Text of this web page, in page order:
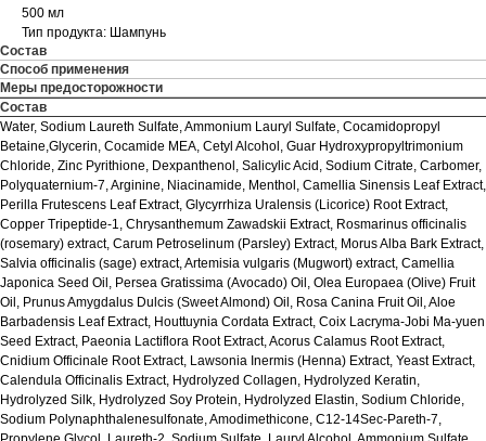
500 мл
Тип продукта: Шампунь
Состав
Способ применения
Меры предосторожности
Состав
Water, Sodium Laureth Sulfate, Ammonium Lauryl Sulfate, Cocamidopropyl
Betaine,Glycerin, Cocamide MEA, Cetyl Alcohol, Guar Hydroxypropyltrimonium
Chloride, Zinc Pyrithione, Dexpanthenol, Salicylic Acid, Sodium Citrate, Carbomer,
Polyquaternium-7, Arginine, Niacinamide, Menthol, Camellia Sinensis Leaf Extract,
Perilla Frutescens Leaf Extract, Glycyrrhiza Uralensis (Licorice) Root Extract,
Copper Tripeptide-1, Chrysanthemum Zawadskii Extract, Rosmarinus officinalis
(rosemary) extract, Carum Petroselinum (Parsley) Extract, Morus Alba Bark Extract,
Salvia officinalis (sage) extract, Artemisia vulgaris (Mugwort) extract, Camellia
Japonica Seed Oil, Persea Gratissima (Avocado) Oil, Olea Europaea (Olive) Fruit
Oil, Prunus Amygdalus Dulcis (Sweet Almond) Oil, Rosa Canina Fruit Oil, Aloe
Barbadensis Leaf Extract, Houttuynia Cordata Extract, Coix Lacryma-Jobi Ma-yuen
Seed Extract, Paeonia Lactiflora Root Extract, Acorus Calamus Root Extract,
Cnidium Officinale Root Extract, Lawsonia Inermis (Henna) Extract, Yeast Extract,
Calendula Officinalis Extract, Hydrolyzed Collagen, Hydrolyzed Keratin,
Hydrolyzed Silk, Hydrolyzed Soy Protein, Hydrolyzed Elastin, Sodium Chloride,
Sodium Polynaphthalenesulfonate, Amodimethicone, C12-14Sec-Pareth-7,